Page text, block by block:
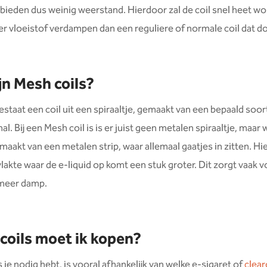
dus weinig weerstand. Hierdoor zal de coil snel heet
vloeistof verdampen dan een reguliere of normale coil dat
Mesh coils?
een coil uit een spiraaltje, gemaakt van een bepaald
Bij een Mesh coil is is er juist geen metalen spiraaltje, maar
van een metalen strip, waar allemaal gaatjes in zitten.
waar de e-liquid op komt een stuk groter. Dit zorgt vaak
damp.
moet ik kopen?